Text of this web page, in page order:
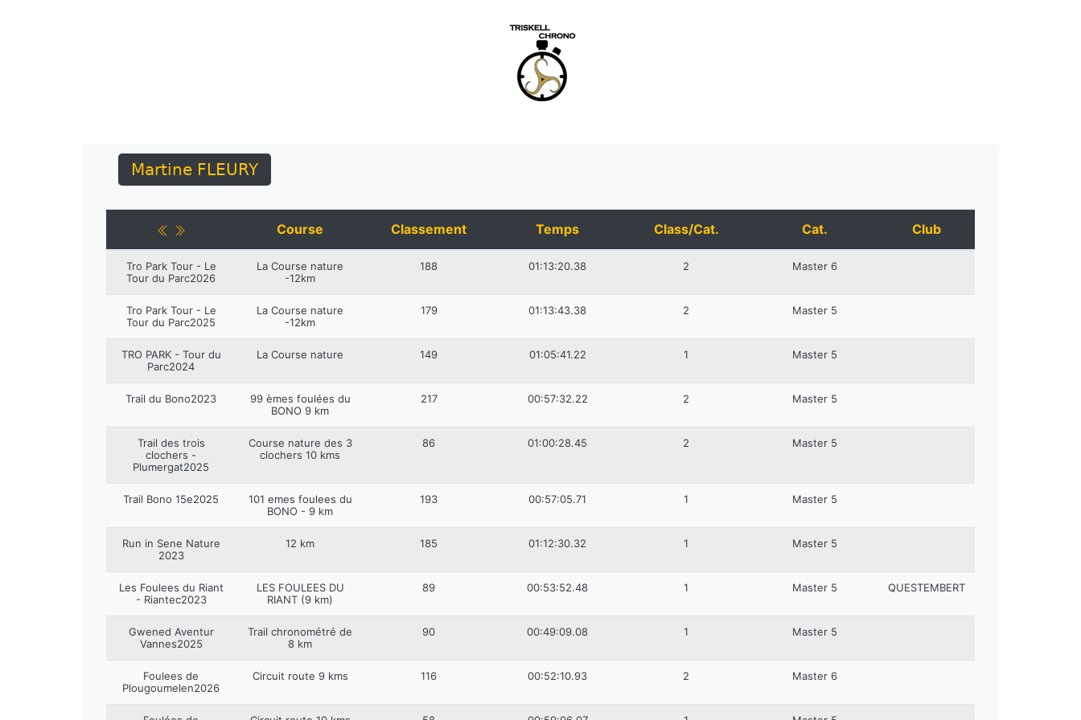
Martine FLEURY
Course Classement Temps Class/Cat. Cat. Club
Tro Park Tour - Le
Tour du Parc2026
La Course nature
-12km
188 01:13:20.38 2 Master 6
Tro Park Tour - Le
Tour du Parc2025
La Course nature
-12km
179 01:13:43.38 2 Master 5
TRO PARK - Tour du
Parc2024
La Course nature 149 01:05:41.22 1 Master 5
Trail du Bono2023
99 èmes foulées du
BONO 9 km
217 00:57:32.22 2 Master 5
Trail des trois
clochers -
Plumergat2025
Course nature des 3
clochers 10 kms
86 01:00:28.45 2 Master 5
Trail Bono 15e2025
101 emes foulees du
BONO - 9 km
193 00:57:05.71 1 Master 5
Run in Sene Nature
2023
12 km 185 01:12:30.32 1 Master 5
Les Foulees du Riant
- Riantec2023
LES FOULEES DU
RIANT (9 km)
89 00:53:52.48 1 Master 5 QUESTEMBERT
Gwened Aventur
Vannes2025
Trail chronométré de
8 km
90 00:49:09.08 1 Master 5
Foulees de
Plougoumelen2026
Circuit route 9 kms 116 00:52:10.93 2 Master 6